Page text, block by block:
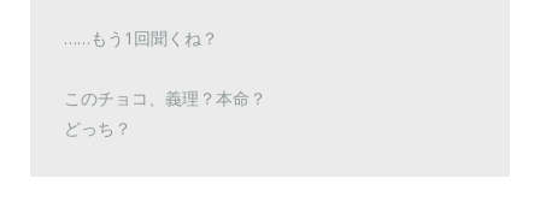
……もう1回聞くね？
このチョコ、義理？本命？
どっち？